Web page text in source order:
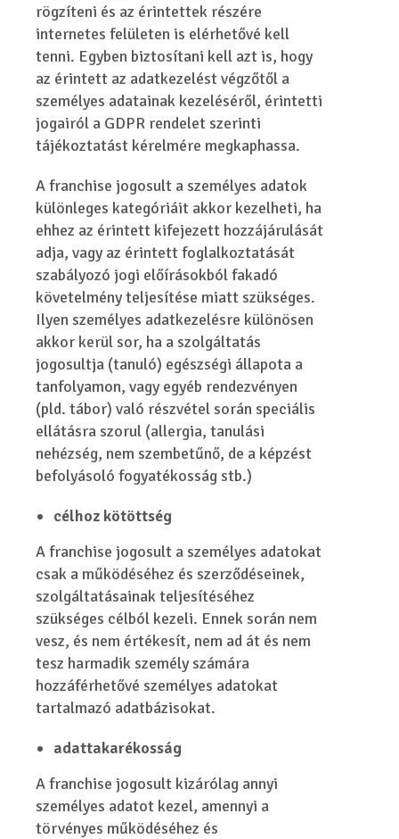
rögzíteni és az érintettek részére
internetes felületen is elérhetővé kell
tenni. Egyben biztosítani kell azt is, hogy
az érintett az adatkezelést végzőtől a
személyes adatainak kezeléséről, érintetti
jogairól a GDPR rendelet szerinti
tájékoztatást kérelmére megkaphassa.
A franchise jogosult a személyes adatok
különleges kategóriáit akkor kezelheti, ha
ehhez az érintett kifejezett hozzájárulását
adja, vagy az érintett foglalkoztatását
szabályozó jogi előírásokból fakadó
követelmény teljesítése miatt szükséges.
Ilyen személyes adatkezelésre különösen
akkor kerül sor, ha a szolgáltatás
jogosultja (tanuló) egészségi állapota a
tanfolyamon, vagy egyéb rendezvényen
(pld. tábor) való részvétel során speciális
ellátásra szorul (allergia, tanulási
nehézség, nem szembetűnő, de a képzést
befolyásoló fogyatékosság stb.)
célhoz kötöttség
A franchise jogosult a személyes adatokat
csak a működéséhez és szerződéseinek,
szolgáltatásainak teljesítéséhez
szükséges célból kezeli. Ennek során nem
vesz, és nem értékesít, nem ad át és nem
tesz harmadik személy számára
hozzáférhetővé személyes adatokat
tartalmazó adatbázisokat.
adattakarékosság
A franchise jogosult kizárólag annyi
személyes adatot kezel, amennyi a
törvényes működéséhez és